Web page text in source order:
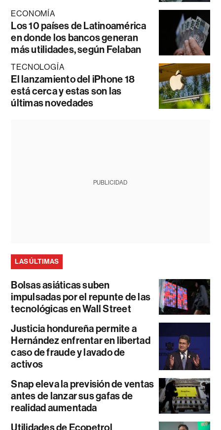
ECONOMÍA
Los 10 países de Latinoamérica
en donde los bancos generan
más utilidades, según Felaban
TECNOLOGÍA
El lanzamiento del iPhone 18
está cerca y estas son las
últimas novedades
PUBLICIDAD
LAS ÚLTIMAS
Bolsas asiáticas suben
impulsadas por el repunte de las
tecnológicas en Wall Street
Justicia hondureña permite a
Hernández enfrentar en libertad
caso de fraude y lavado de
activos
Snap eleva la previsión de ventas
antes de lanzar sus gafas de
realidad aumentada
Utilidades de Ecopetrol